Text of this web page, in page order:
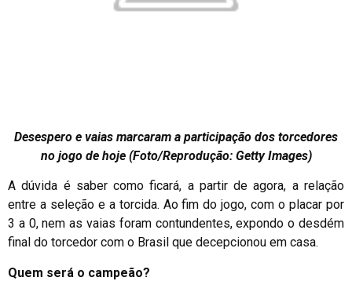
Desespero e vaias marcaram a participação dos torcedores
no jogo de hoje (Foto/Reprodução: Getty Images)
A dúvida é saber como ficará, a partir de agora, a relação
entre a seleção e a torcida. Ao fim do jogo, com o placar por
3 a 0, nem as vaias foram contundentes, expondo o desdém
final do torcedor com o Brasil que decepcionou em casa.
Quem será o campeão?